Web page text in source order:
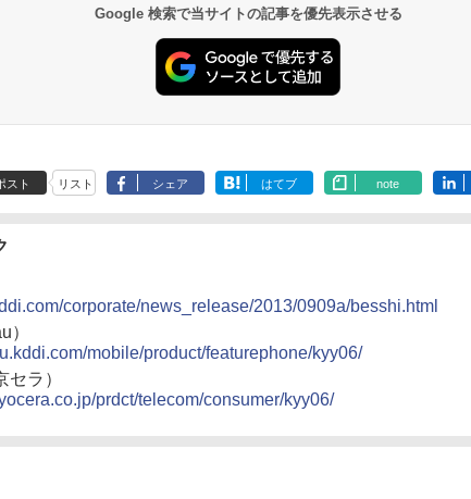
Google 検索で当サイトの記事を優先表示させる
スト リスト シェア はてブ note
corporate/news_release/2013/0909a/besshi.html
）
mobile/product/featurephone/kyy06/
ラ）
prdct/telecom/consumer/kyy06/